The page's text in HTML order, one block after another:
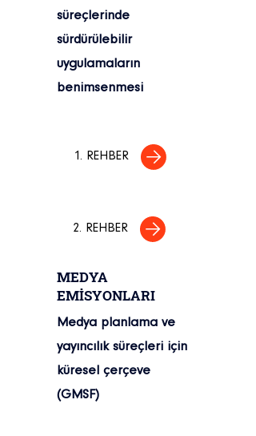
süreçlerinde
sürdürülebilir
uygulamaların
benimsenmesi
1. REHBER
2. REHBER
MEDYA
EMİSYONLARI
Medya planlama ve
yayıncılık süreçleri için
küresel çerçeve
(GMSF)